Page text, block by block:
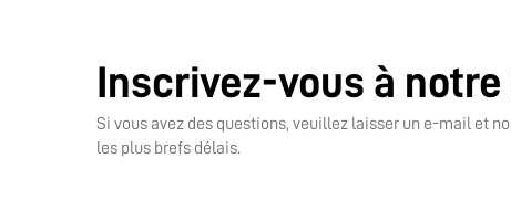
Inscrivez-vous à
Si vous avez des questions, veuillez laisser un e-mail et
les plus brefs délais.